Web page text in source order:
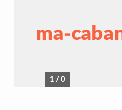
1 /0